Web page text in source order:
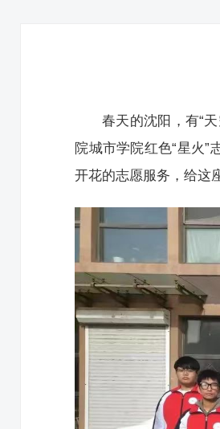
春天的沈阳，有“
院城市学院红色“星火”
开花的志愿服务，给这